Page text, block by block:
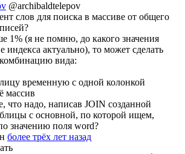
@archibaldtelepov
слов для поиска в массиве от общего
1% (я не помню, до какого значения
индекса актуально), то может сделать
вида:
временную с одной колонкой
массив
что надо, написав JOIN созданной
с основной, по которой ищем,
значению поля word?
более трёх лет назад